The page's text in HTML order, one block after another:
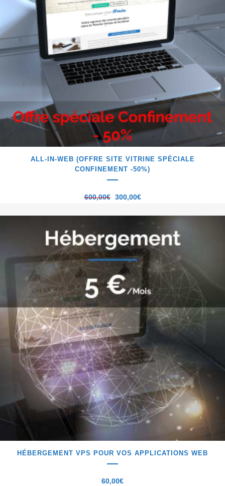
ALL-IN-WEB (OFFRE SITE VITRINE SPÉCIALE
CONFINEMENT -50%)
600,00€ 300,00€
HÉBERGEMENT VPS POUR VOS APPLICATIONS WEB
60,00€